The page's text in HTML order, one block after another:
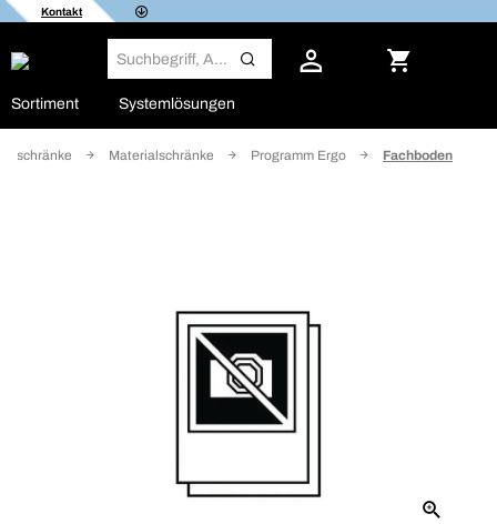
Kontakt
Sortiment Systemlösungen
Materialschränke Programm Ergo Fachboden